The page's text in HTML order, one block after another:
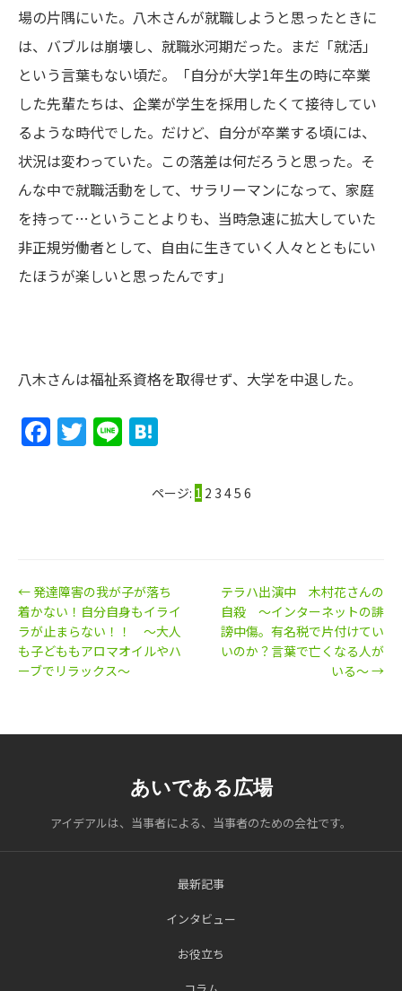
場の片隅にいた。八木さんが就職しようと思ったときに
は、バブルは崩壊し、就職氷河期だった。まだ「就活」
という言葉もない頃だ。「自分が大学1年生の時に卒業
した先輩たちは、企業が学生を採用したくて接待してい
るような時代でした。だけど、自分が卒業する頃には、
状況は変わっていた。この落差は何だろうと思った。そ
んな中で就職活動をして、サラリーマンになって、家庭
を持って…ということよりも、当時急速に拡大していた
非正規労働者として、自由に生きていく人々とともにい
たほうが楽しいと思ったんです」
八木さんは福祉系資格を取得せず、大学を中退した。
Facebook
Twitter
Line
ページ: 1 2 3 45 6
← 発達障害の我が子が落ち
着かない！自分自身もイライ
ラが止まらない！！ ～大人
も子どももアロマオイルやハ
ーブでリラックス～
テラハ出演中 木村花さんの
自殺 ～インターネットの誹
謗中傷。有名税で片付けてい
いのか？言葉で亡くなる人が
いる～ →
あいである広場
アイデアルは、当事者による、当事者のための会社です。
最新記事
インタビュー
お役立ち